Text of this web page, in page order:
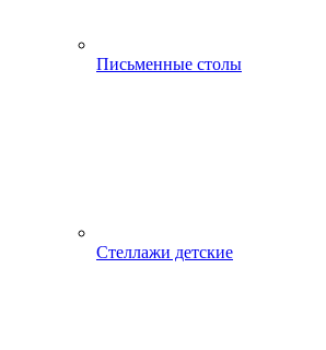
Письменные столы
Стеллажи детские